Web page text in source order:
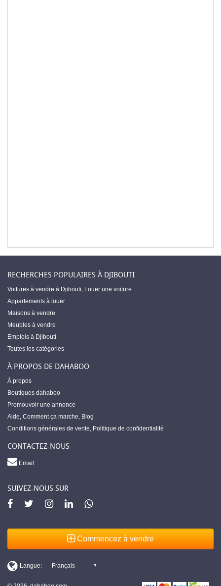
RECHERCHES POPULAIRES À DJIBOUTI
Voitures à vendre à Djibouti, Louer une voiture
Appartements à louer
Maisons à vendre
Meubles à vendre
Emplois à Djibouti
Toutes les catégories
À PROPOS DE DAHABOO
À propos
Boutiques dahaboo
Promouvoir une annonce
Aide, Comment ça marche, Blog
Conditions générales de vente, Politique de confidentialité
CONTACTEZ-NOUS
Email
SUIVEZ-NOUS SUR
Commencez à vendre